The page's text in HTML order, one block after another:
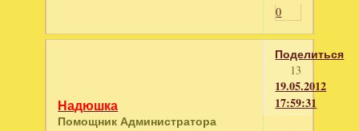
0
Поделиться
13
19.05.2012
17:59:31
Надюшка
Помощник Администратора